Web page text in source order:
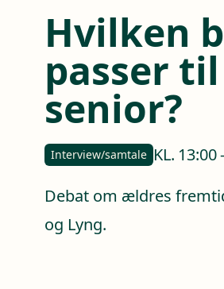
Hvilken
passer
senior?
Interview/samtale KL. 13:00-
Debat om ældres
og Lyng.